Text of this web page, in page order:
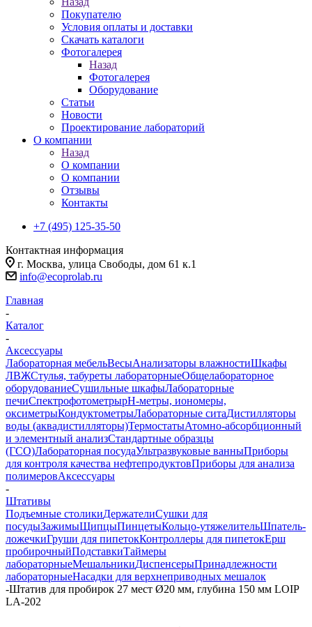
Покупателю
Условия оплаты и доставки
Скачать каталоги
Фотогалерея
Назад
Фотогалерея
Оборудование
Статьи
Новости
Проектирование лабораторий
О компании
Назад
О компании
О компании
Отзывы
Контакты
+7 (495) 125-35-50
Контактная информация
г. Москва, улица Свободы, дом 61 к.1
info@ecoprolab.ru
Главная
-
Каталог
-
Аксессуары
Лабораторная мебельВесыАнализаторы влажностиШкафы
ЛВЖСтулья, табуреты лабораторныеОбщелабораторное
оборудованиеСушильные шкафыЛабораторные
печиСпектрофотометрыpH-метры, иономеры,
оксиметрыКондуктометрыЛабораторные ситаДистилляторы
воды (аквадистилляторы)ТермостатыАтомно-абсорбционный
и элементный анализСтандартные образцы
(ГСО)Лабораторная посудаУльтразвуковые ванныПриборы
для контроля качества нефтепродуктовПриборы для анализа
полимеровАксессуары
-
Штативы
Подъемные столикиДержателиСушки для
посудыЗажимыЩипцыПинцетыКольцо-утяжелительШпатель-
ложечкиГруши для пипетокКонтроллеры для пипетокЕрш
пробирочныйПодставкиТаймеры
лабораторныеМешальникиДиспенсерыПринадлежности
лабораторныеНасадки для верхнеприводных мешалок
-Штатив для пробирок 27 мест Ø20 мм, глубина 150 мм LOIP
LA-202